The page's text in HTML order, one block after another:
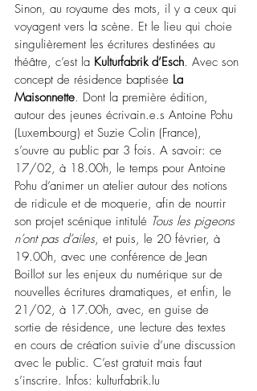
Sinon, au royaume des mots, il y a ceux qui
voyagent vers la scène. Et le lieu qui choie
singulièrement les écritures destinées au
théâtre, c’est la Kulturfabrik d’Esch. Avec son
concept de résidence baptisée La
Maisonnette. Dont la première édition,
autour des jeunes écrivain.e.s Antoine Pohu
(Luxembourg) et Suzie Colin (France),
s’ouvre au public par 3 fois. A savoir: ce
17/02, à 18.00h, le temps pour Antoine
Pohu d’animer un atelier autour des notions
de ridicule et de moquerie, afin de nourrir
son projet scénique intitulé Tous les pigeons
n’ont pas d’ailes, et puis, le 20 février, à
19.00h, avec une conférence de Jean
Boillot sur les enjeux du numérique sur de
nouvelles écritures dramatiques, et enfin, le
21/02, à 17.00h, avec, en guise de
sortie de résidence, une lecture des textes
en cours de création suivie d’une discussion
avec le public. C’est gratuit mais faut
s’inscrire. Infos: kulturfabrik.lu